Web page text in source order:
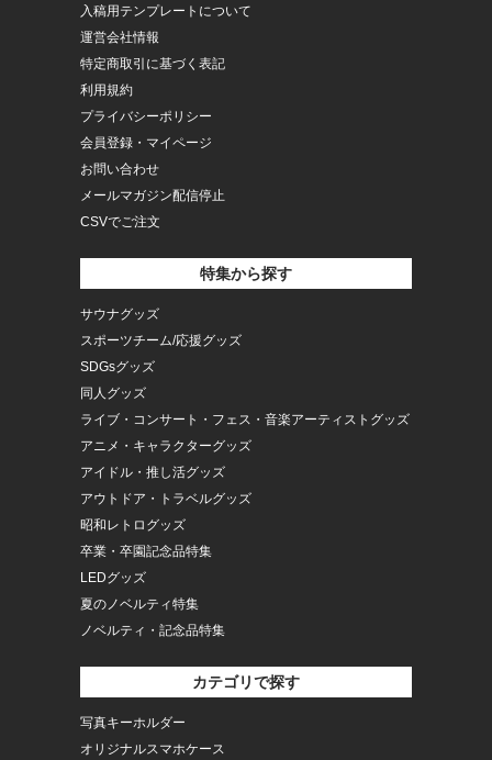
入稿用テンプレートについて
運営会社情報
特定商取引に基づく表記
利用規約
プライバシーポリシー
会員登録・マイページ
お問い合わせ
メールマガジン配信停止
CSVでご注文
特集から探す
サウナグッズ
スポーツチーム/応援グッズ
SDGsグッズ
同人グッズ
ライブ・コンサート・フェス・音楽アーティストグッズ
アニメ・キャラクターグッズ
アイドル・推し活グッズ
アウトドア・トラベルグッズ
昭和レトログッズ
卒業・卒園記念品特集
LEDグッズ
夏のノベルティ特集
ノベルティ・記念品特集
カテゴリで探す
写真キーホルダー
オリジナルスマホケース